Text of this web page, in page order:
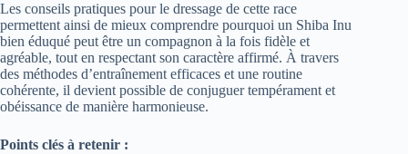
Les conseils pratiques pour le dressage de cette race
permettent ainsi de mieux comprendre pourquoi un Shiba Inu
bien éduqué peut être un compagnon à la fois fidèle et
agréable, tout en respectant son caractère affirmé. À travers
des méthodes d’entraînement efficaces et une routine
cohérente, il devient possible de conjuguer tempérament et
obéissance de manière harmonieuse.
Points clés à retenir :